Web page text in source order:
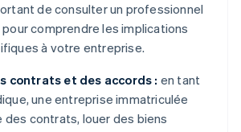
de consulter un professionnel
comprendre les implications
à votre entreprise.
contrats et des accords : en tant
une entreprise immatriculée
des contrats, louer des biens